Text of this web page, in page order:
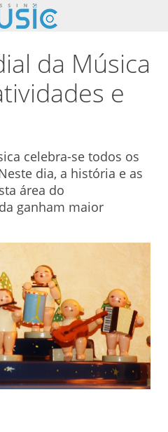
da Música
e
celebra-se todos os
dia, a história e as
área do
ganham maior